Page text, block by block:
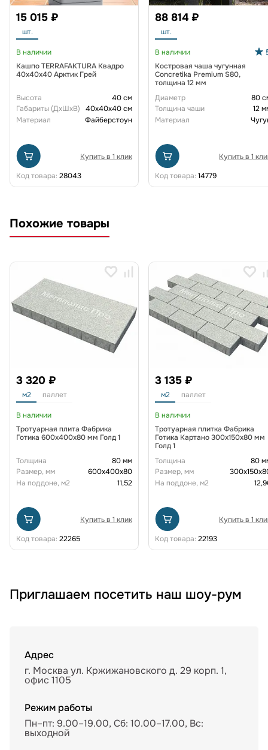
15 015 ₽
шт.
В наличии
Кашпо TERRAFAKTURA Квадро
40x40x40 Арктик Грей
Высота
40 см
Габариты (ДxШxВ)
40x40x40 см
Материал
Файберстоун
Купить в 1 клик
Код товара: 28043
88 814 ₽
шт.
В наличии
Костровая чаша чугунная
Concretika Premium S80,
толщина 12 мм
Диаметр
80
Толщина чаши
12
Материал
Купить в 1
Код товара: 14779
Похожие товары
3 320 ₽
м2 паллет
В наличии
Тротуарная плита Фабрика
Готика 600х400х80 мм Голд 1
Толщина
80 мм
Размер, мм
600х400х80
На поддоне, м2
11,52
Купить в 1 клик
Код товара: 22265
3 135 ₽
м2 паллет
В наличии
Тротуарная плитка Фабрика
Готика Картано 300х150х80 мм
Голд 1
Толщина
80
Размер, мм
На поддоне, м2
Купить в 1
Код товара: 22193
Приглашаем посетить наш шоу-рум
Адрес
г. Москва ул. Кржижановского д. 29 корп. 1,
офис 1105
Режим работы
Пн–пт: 9.00–19.00, Сб: 10.00–17.00, Вс:
выходной